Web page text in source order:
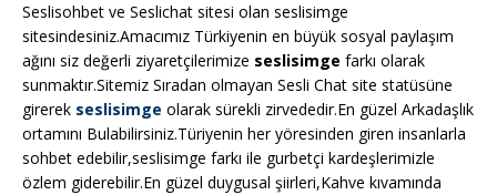
Seslisohbet ve Seslichat sitesi olan seslisimge
sitesindesiniz.Amacımız Türkiyenin en büyük sosyal paylaşım
ağını siz değerli ziyaretçilerimize seslisimge farkı olarak
sunmaktır.Sitemiz Sıradan olmayan Sesli Chat site statüsüne
girerek seslisimge olarak sürekli zirvededir.En güzel Arkadaşlık
ortamını Bulabilirsiniz.Türiyenin her yöresinden giren insanlarla
sohbet edebilir,seslisimge farkı ile gurbetçi kardeşlerimizle
özlem giderebilir.En güzel duygusal şiirleri,Kahve kıvamında